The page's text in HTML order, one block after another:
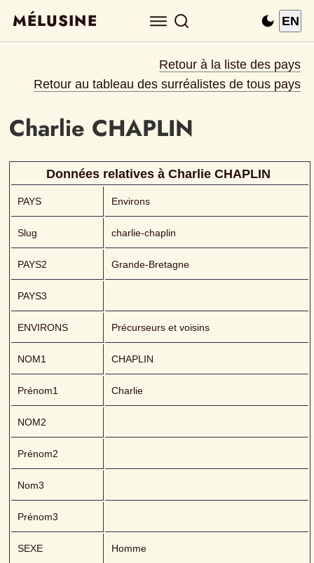
MÉLUSINE EN
Retour à la liste des pays
Retour au tableau des surréalistes de tous pays
Charlie CHAPLIN
Données relatives à Charlie CHAPLIN
PAYS Environs
Slug charlie-chaplin
PAYS2 Grande-Bretagne
PAYS3
ENVIRONS Précurseurs et voisins
NOM1 CHAPLIN
Prénom1 Charlie
NOM2
Prénom2
Nom3
Prénom3
SEXE Homme